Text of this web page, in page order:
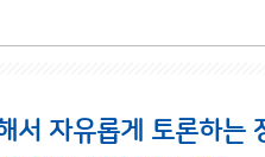
서 자유롭게 토론하는